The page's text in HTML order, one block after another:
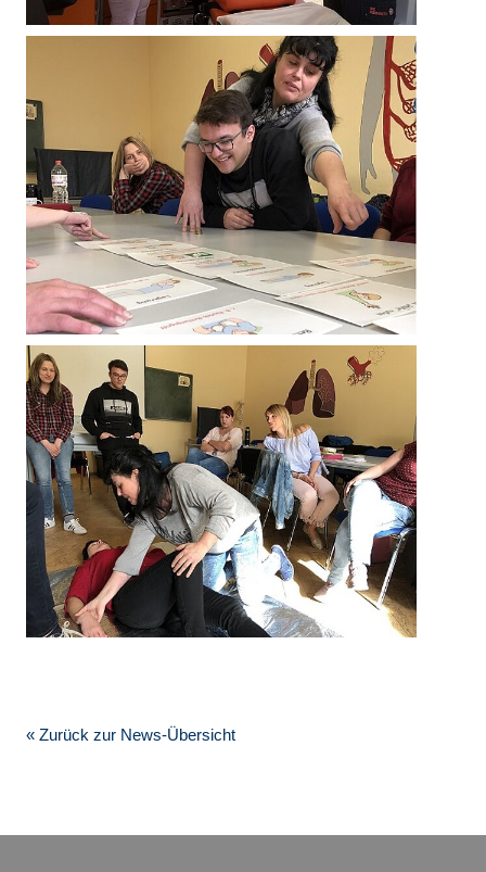
« Zurück zur News-Übersicht